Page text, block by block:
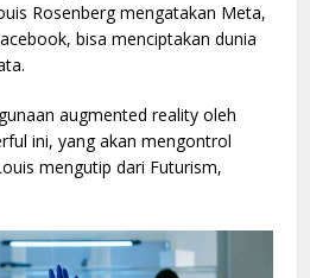
Rosenberg mengatakan Meta,
bisa menciptakan dunia
augmented reality oleh
ini, yang akan mengontrol
mengutip dari Futurism,